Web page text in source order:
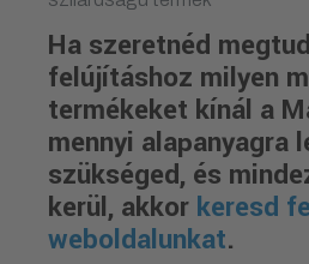
Ha szeretnéd
felújításhoz milyen
termékeket kínál a
mennyi alapanyagra
szükséged, és
kerül, akkor keresd
weboldalunkat.